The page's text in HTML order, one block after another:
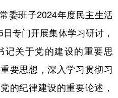
云南 西藏
青海 宁夏
班子2024年度民主生活
专门开展集体学习研讨，
关于党的建设的重要思
要思想，深入学习贯彻习
的纪律建设的重要论述，